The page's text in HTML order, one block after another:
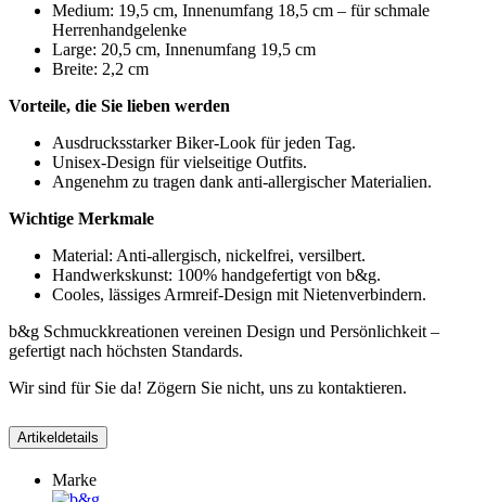
Medium: 19,5 cm, Innenumfang 18,5 cm – für schmale
Herrenhandgelenke
Large: 20,5 cm, Innenumfang 19,5 cm
Breite: 2,2 cm
Vorteile, die Sie lieben werden
Ausdrucksstarker Biker-Look für jeden Tag.
Unisex-Design für vielseitige Outfits.
Angenehm zu tragen dank anti-allergischer Materialien.
Wichtige Merkmale
Material: Anti-allergisch, nickelfrei, versilbert.
Handwerkskunst: 100% handgefertigt von b&g.
Cooles, lässiges Armreif-Design mit Nietenverbindern.
b&g Schmuckkreationen vereinen Design und Persönlichkeit –
gefertigt nach höchsten Standards.
Wir sind für Sie da! Zögern Sie nicht, uns zu kontaktieren.
Artikeldetails
Marke